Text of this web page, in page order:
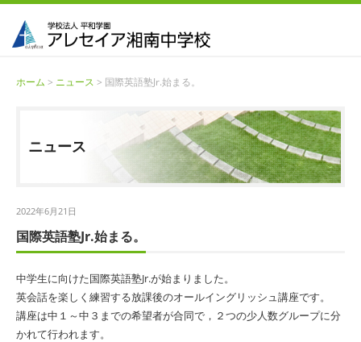
ホーム > ニュース > 国際英語塾Jr.始まる。
ニュース
2022年6月21日
国際英語塾Jr.始まる。
中学生に向けた国際英語塾Jr.が始まりました。
英会話を楽しく練習する放課後のオールイングリッシュ講座です。
講座は中１～中３までの希望者が合同で，２つの少人数グループに分
かれて行われます。